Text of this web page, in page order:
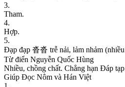
3.
Tham.
4.
Hợp.
5.
Ðạp đạp 沓沓 trễ nải, lảm nhảm (nhiều
Từ điển Nguyễn Quốc Hùng
Nhiều, chồng chất. Chăng hạn Đáp tạp
Giúp Đọc Nôm và Hán Việt